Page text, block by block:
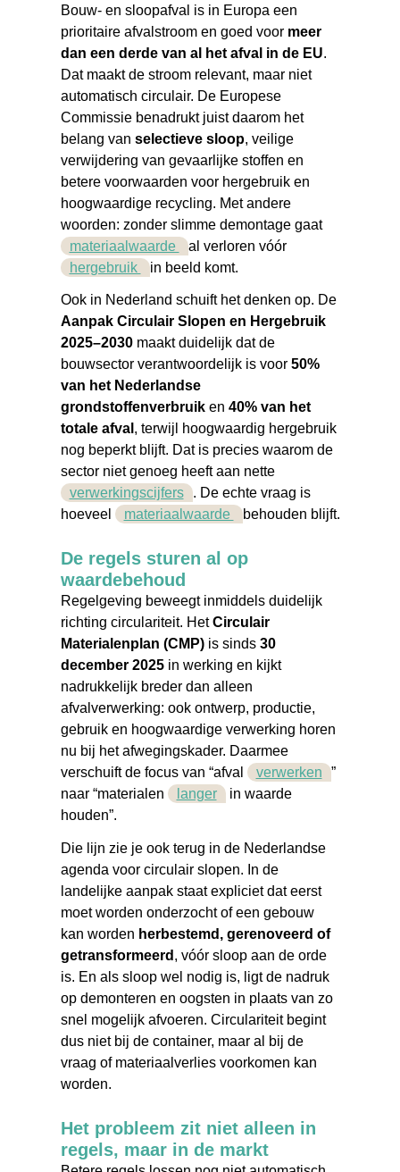
Bouw- en sloopafval is in Europa een
prioritaire afvalstroom en goed voor meer
dan een derde van al het afval in de EU.
Dat maakt de stroom relevant, maar niet
automatisch circulair. De Europese
Commissie benadrukt juist daarom het
belang van selectieve sloop, veilige
verwijdering van gevaarlijke stoffen en
betere voorwaarden voor hergebruik en
hoogwaardige recycling. Met andere
woorden: zonder slimme demontage gaat
materiaalwaarde
al verloren vóór
hergebruik
in beeld komt.
Ook in Nederland schuift het denken op. De
Aanpak Circulair Slopen en Hergebruik
2025–2030maakt duidelijk dat de
bouwsector verantwoordelijk is voor 50%
van het Nederlandse
grondstoffenverbruiken 40% van het
totale afval , terwijl hoogwaardig hergebruik
nog beperkt blijft. Dat is precies waarom de
sector niet genoeg heeft aan nette
verwerkingscijfers . De echte vraag is
hoeveel
materiaalwaarde behouden blijft.
De regels sturen al op
waardebehoud
Regelgeving beweegt inmiddels duidelijk
richting circulariteit. HetCirculair
Materialenplan (CMP)is sinds 30
december 2025in werking en kijkt
nadrukkelijk breder dan alleen
afvalverwerking: ook ontwerp, productie,
gebruik en hoogwaardige verwerking horen
nu bij het afwegingskader. Daarmee
verschuift de focus van “afval
verwerken
”
naar “materialen
langer in waarde
houden”.
Die lijn zie je ook terug in de Nederlandse
agenda voor circulair slopen. In de
landelijke aanpak staat expliciet dat eerst
moet worden onderzocht of een gebouw
kan worden herbestemd, gerenoveerd of
getransformeerd , vóór sloop aan de orde
is. En als sloop wel nodig is, ligt de nadruk
op demonteren en oogsten in plaats van zo
snel mogelijk afvoeren. Circulariteit begint
dus niet bij de container, maar al bij de
vraag of materiaalverlies voorkomen kan
worden.
Het probleem zit niet alleen in
regels, maar in de markt